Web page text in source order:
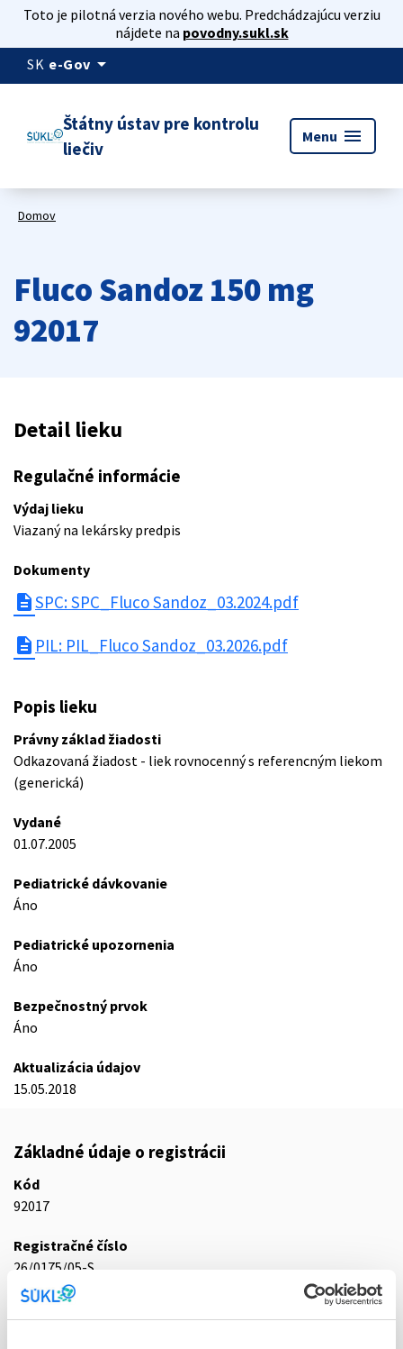
Toto je pilotná verzia nového webu. Predchádzajúcu verziu
nájdete na povodny.sukl.sk
SK e-Gov arrow_drop_down
Štátny ústav pre kontrolu
liečiv
Menu menu
Domov
Fluco Sandoz 150 mg
92017
Detail lieku
Regulačné informácie
Výdaj lieku
Viazaný na lekársky predpis
Dokumenty
descriptionSPC: SPC_Fluco Sandoz_03.2024.pdf
description PIL: PIL_Fluco Sandoz_03.2026.pdf
Popis lieku
Právny základ žiadosti
Odkazovaná žiadost - liek rovnocenný s referencným liekom
(generická)
Vydané
01.07.2005
Pediatrické dávkovanie
Áno
Pediatrické upozornenia
Áno
Bezpečnostný prvok
Áno
Aktualizácia údajov
15.05.2018
Základné údaje o registrácii
Kód
92017
Registračné číslo
26/0175/05-S
Doplnok